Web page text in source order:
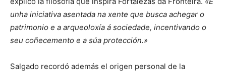
unha iniciativa asentada na xente que busca achegar o
patrimonio e a arqueoloxía á sociedade, incentivando o
seu coñecemento e a súa protección.»
Salgado recordó además el origen personal de la